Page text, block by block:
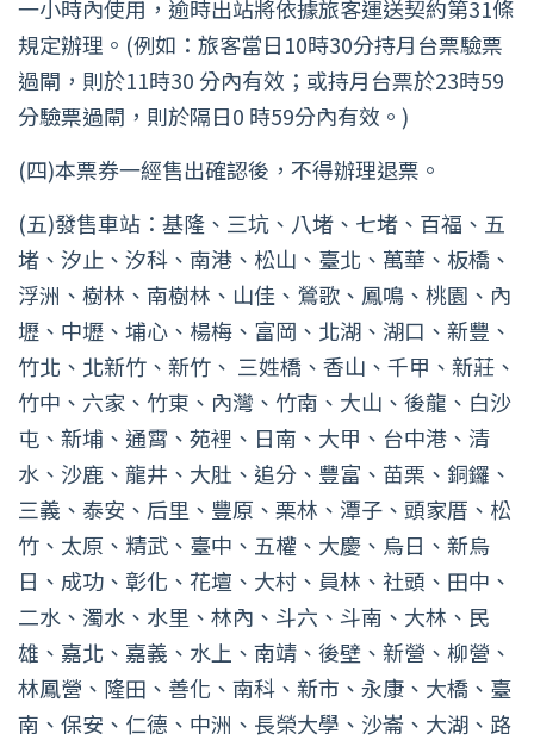
一小時內使用，逾時出站將依據旅客運送契約第31條
規定辦理。(例如：旅客當日10時30分持月台票驗票
過閘，則於11時30 分內有效；或持月台票於23時59
分驗票過閘，則於隔日0 時59分內有效。)
(四)本票券一經售出確認後，不得辦理退票。
(五)發售車站：基隆、三坑、八堵、七堵、百福、五
堵、汐止、汐科、南港、松山、臺北、萬華、板橋、
浮洲、樹林、南樹林、山佳、鶯歌、鳳鳴、桃園、內
壢、中壢、埔心、楊梅、富岡、北湖、湖口、新豐、
竹北、北新竹、新竹、 三姓橋、香山、千甲、新莊、
竹中、六家、竹東、內灣、竹南、大山、後龍、白沙
屯、新埔、通霄、苑裡、日南、大甲、台中港、清
水、沙鹿、龍井、大肚、追分、豐富、苗栗、銅鑼、
三義、泰安、后里、豐原、栗林、潭子、頭家厝、松
竹、太原、精武、臺中、五權、大慶、烏日、新烏
日、成功、彰化、花壇、大村、員林、社頭、田中、
二水、濁水、水里、林內、斗六、斗南、大林、民
雄、嘉北、嘉義、水上、南靖、後壁、新營、柳營、
林鳳營、隆田、善化、南科、新市、永康、大橋、臺
南、保安、仁德、中洲、長榮大學、沙崙、大湖、路